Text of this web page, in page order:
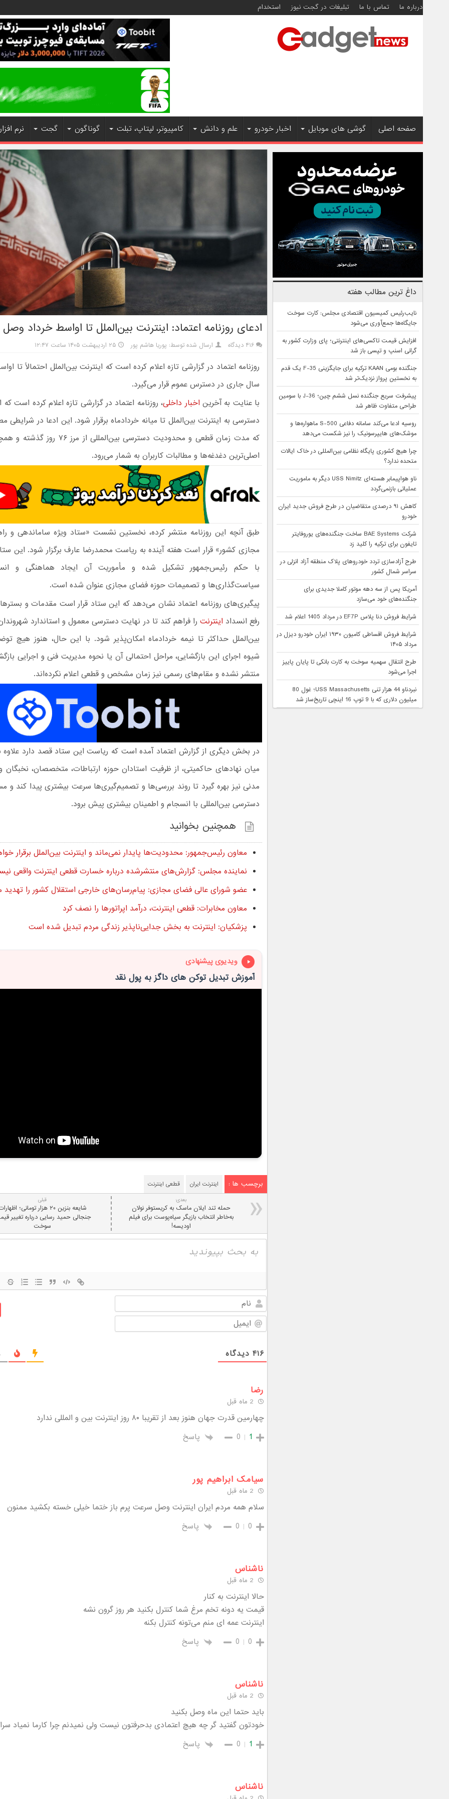
درباره ما تماس با ما تبلیغات در گجت نیوز استخدام
صفحه اصلی گوشی های موبایل اخبار خودرو علم و دانش کامپیوتر، لپتاپ، تبلت گوناگون گجت نرم افزار
ادعای روزنامه اعتماد: اینترنت بین‌الملل تا اواسط خرداد
۴۱۶ دیدگاه ارسال شده توسط: پوریا هاشم پور ۲۵ اردیبهشت ۱۴۰۵ ساعت ۱۲:۴۷
روزنامه اعتماد در گزارشی تازه اعلام کرده است که اینترنت بین‌الملل احتمالاً تا
سال جاری در دسترس عموم قرار می‌گیرد.
با عنایت به آخرین اخبار داخلی، روزنامه اعتماد در گزارشی تازه اعلام کرده است که
دسترسی به اینترنت بین‌الملل تا میانه خردادماه برقرار شود. این ادعا در
که مدت زمان قطعی و محدودیت دسترسی بین‌المللی
اصلی‌ترین دغدغه‌ها و مطالبات کاربران به شمار می‌رود.
طبق آنچه این روزنامه منتشر کرده، نخستین نشست «ستاد ویژه ساماندهی و
مجازی کشور» قرار است هفته آینده به ریاست محمدرضا عارف برگزار شود. این
با حکم رئیس‌جمهور تشکیل شده و مأموریت آن ایجاد هماهنگی و
سیاست‌گذاری‌ها و تصمیمات حوزه فضای مجازی عنوان شده است.
پیگیری‌های روزنامه اعتماد نشان می‌دهد که این ستاد قرار است مقدمات و
رفع انسداد اینترنت را فراهم کند تا در نهایت دسترسی معمول و استاندارد
بین‌الملل حداکثر تا نیمه خردادماه امکان‌پذیر شود. با این حال، هنوز هیچ
شیوه اجرای این بازگشایی، مراحل احتمالی آن یا نحوه مدیریت فنی و اجرایی
منتشر نشده و مقام‌های رسمی نیز زمان مشخص و قطعی‌ اعلام نکرده‌اند.
در بخش دیگری از گزارش اعتماد آمده است که ریاست این ستاد قصد دارد علاوه
میان نهادهای حاکمیتی، از ظرفیت استادان حوزه ارتباطات، متخصصان،
مدنی نیز بهره گیرد تا روند بررسی‌ها و تصمیم‌گیری‌ها سرعت بیشتری پیدا کند و
دسترسی بین‌المللی با انسجام و اطمینان بیشتری پیش برود.
همچنین بخوانید
معاون رئیس‌جمهور: محدودیت‌ها پایدار نمی‌ماند و اینترنت بین‌الملل برقرار
نماینده مجلس: گزارش‌های منتشرشده درباره خسارت قطعی اینترنت واقعی
عضو شورای عالی فضای مجازی: پیام‌رسان‌های خارجی استقلال کشور را تهدید
معاون مخابرات: قطعی اینترنت، درآمد اپراتورها را نصف کرد
پزشکیان: اینترنت به بخش جدایی‌ناپذیر زندگی مردم تبدیل شده است
ویدیوی پیشنهادی
آموزش تبدیل توکن های داگز به پول نقد
برچسب ها : اینترنت ایران قطعی اینترنت
قبلی
شایعه بنزین ۲۰ هزار تومانی؛
جنجالی حمید رسایی درباره تغییر
سوخت
بعدی:
حمله تند ایلان ماسک به کریستوفر نولان
به‌خاطر انتخاب بازیگر سیاه‌پوست برای فیلم
اودیسه!
نام
ایمیل
۴۱۶ دیدگاه
رضا
چهارمین قدرت جهان هنوز بعد از تقریبا ۸۰ روز اینترنت بین و المللی ندارد
1
0 پاسخ
سیامک ابراهیم پور
سلام همه مردم ایران اینترنت وصل سرعت پرم باز ختما خیلی خسته بکشید ممنون
0
0 پاسخ
ناشناس
حالا اینترنت به کنار
قیمت یه دونه تخم مرغ شما کنترل بکنید هر روز گرون نشه
اینترنت عمه ای منم می‌تونه کنترل بکنه
0
0 پاسخ
ناشناس
باید حتما این ماه وصل بکنید
خودتون گفتید گر چه هیچ اعتمادی بدحرفتون نیست ولی نمیدنم چرا کارما نمیاد
1
0 پاسخ
ناشناس
داغ ترین مطالب هفته
نایب‌رئیس کمیسیون اقتصادی مجلس: کارت سوخت
جایگاه‌ها جمع‌آوری می‌شود
افزایش قیمت تاکسی‌های اینترنتی؛ پای وزارت کشور به
گرانی اسنپ و تپسی باز شد
جنگنده بومی KAAN ترکیه برای جایگزینی F-35 یک قدم
به نخستین پرواز نزدیک‌تر شد
پیشرفت سریع جنگنده نسل ششم چین؛ J-36 با سومین
طراحی متفاوت ظاهر شد
روسیه ادعا می‌کند سامانه دفاعی S-500 ماهواره‌ها و
موشک‌های هایپرسونیک را نیز شکست می‌دهد
چرا هیچ کشوری پایگاه نظامی بین‌المللی در خاک ایالات
متحده ندارد؟
ناو هواپیمابر هسته‌ای USS Nimitz دیگر به ماموریت
عملیاتی بازنمی‌گردد
کاهش ۹۱ درصدی متقاضیان در طرح فروش جدید ایران
خودرو
شرکت BAE Systems ساخت جنگنده‌های یوروفایتر
تایفون برای ترکیه را کلید زد
طرح آزادسازی تردد خودروهای پلاک منطقه آزاد انزلی در
سراسر شمال کشور
آمریکا پس از سه دهه موتور کاملا جدیدی برای
جنگنده‌های خود می‌سازد
شرایط فروش دنا پلاس EF7P در مرداد 1405 اعلام شد
شرایط فروش اقساطی کامیون ۱۹۳۰ ایران خودرو دیزل در
مرداد ۱۴۰۵
طرح انتقال سهمیه سوخت به کارت بانکی تا پایان پاییز
اجرا می‌شود
نبردناو 44 هزار تنی USS Massachusetts؛ غول 80
میلیون دلاری که با 9 توپ 16 اینچی تاریخ‌ساز شد